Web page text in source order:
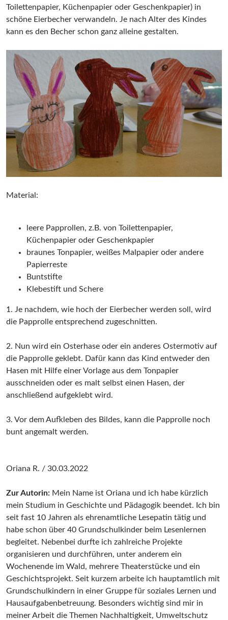
Toilettenpapier, Küchenpapier oder Geschenkpapier) in
schöne Eierbecher verwandeln. Je nach Alter des Kindes
kann es den Becher schon ganz alleine gestalten.
Material:
leere Papprollen, z.B. von Toilettenpapier,
Küchenpapier oder Geschenkpapier
braunes Tonpapier, weißes Malpapier oder andere
Papierreste
Buntstifte
Klebestift und Schere
1. Je nachdem, wie hoch der Eierbecher werden soll, wird
die Papprolle entsprechend zugeschnitten.
2. Nun wird ein Osterhase oder ein anderes Ostermotiv auf
die Papprolle geklebt. Dafür kann das Kind entweder den
Hasen mit Hilfe einer Vorlage aus dem Tonpapier
ausschneiden oder es malt selbst einen Hasen, der
anschließend aufgeklebt wird.
3. Vor dem Aufkleben des Bildes, kann die Papprolle noch
bunt angemalt werden.
Oriana R. / 30.03.2022
Zur Autorin: Mein Name ist Oriana und ich habe kürzlich
mein Studium in Geschichte und Pädagogik beendet. Ich bin
seit fast 10 Jahren als ehrenamtliche Lesepatin tätig und
habe schon über 40 Grundschulkinder beim Lesenlernen
begleitet. Nebenbei durfte ich zahlreiche Projekte
organisieren und durchführen, unter anderem ein
Wochenende im Wald, mehrere Theaterstücke und ein
Geschichtsprojekt. Seit kurzem arbeite ich hauptamtlich mit
Grundschulkindern in einer Gruppe für soziales Lernen und
Hausaufgabenbetreuung. Besonders wichtig sind mir in
meiner Arbeit die Themen Nachhaltigkeit, Umweltschutz